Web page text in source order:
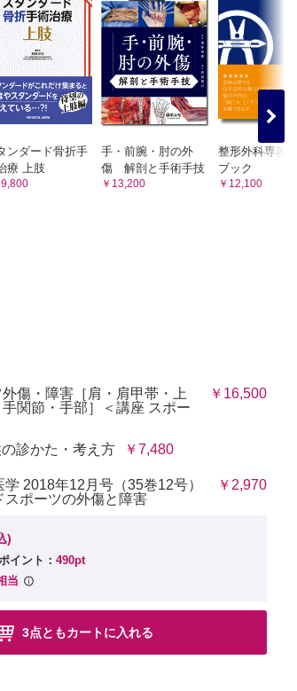
ンダード骨折手
療 上肢
手・前腕・肘の外
傷 解剖と手術手技
￥13,200
整形外科専攻
ブック
￥12,100
外傷・障害［肩・肩甲帯・上
関節・手部］＜講座 スポー
￥16,500
の診かた・考え方 ￥7,480
2018年12月号（35巻12号）
スポーツの外傷と障害
￥2,970
)
イント： 490pt
当
3点ともカートに入れる